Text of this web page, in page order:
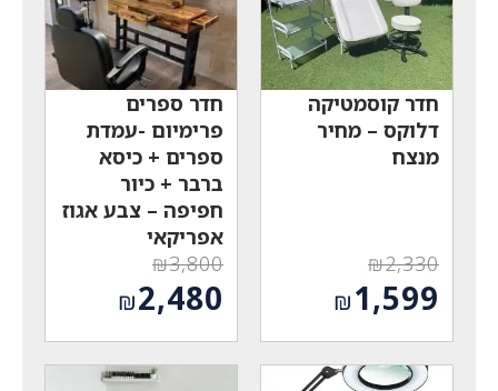
חדר קוסמטיקה
דלוקס – מחיר
מנצח
₪2,330
המחיר
המקורי
היה:
₪2,330.
₪1,599
הוא:
חדר ספרים
פרימיום -עמדת
ספרים + כיסא
ברבר + כיור
חפיפה – צבע אגוז
אפריקאי
₪3,800
המחיר
המקורי
היה:
₪3,800.
₪2,480